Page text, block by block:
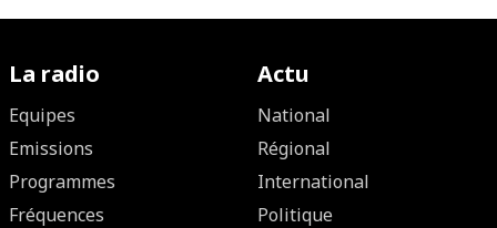
La radio
Equipes
Emissions
Programmes
Fréquences
Actu
National
Régional
International
Politique